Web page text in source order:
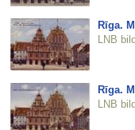
Rīga.
LNB
Rīga.
LNB